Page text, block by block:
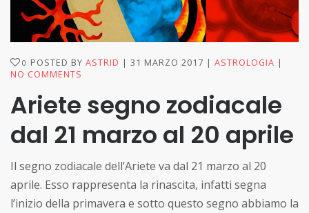
0 POSTED BY ASTRID 31 MARZO 2017
ASTROLOGIA
NO COMMENTS
Ariete segno zodiacale
dal 21 marzo al 20 aprile
Il segno zodiacale dell’Ariete va dal 21 marzo al 20
aprile. Esso rappresenta la rinascita, infatti segna
l’inizio della primavera e sotto questo segno abbiamo la